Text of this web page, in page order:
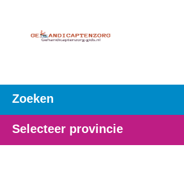
Zoeken
Selecteer provincie